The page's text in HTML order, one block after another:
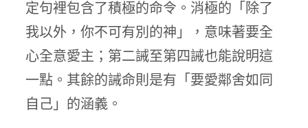
定句裡包含了積極的命令。消極的「除了
我以外，你不可有別的神」，意味著要全
心全意愛主；第二誡至第四誡也能說明這
一點。其餘的誡命則是有「要愛鄰舍如同
自己」的涵義。